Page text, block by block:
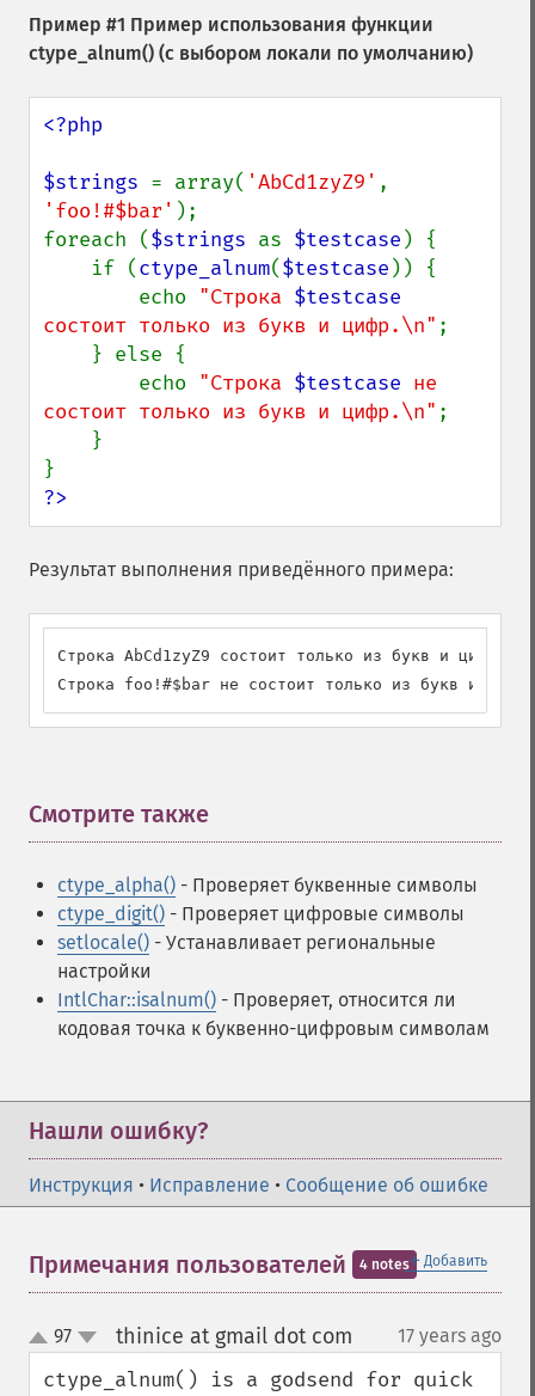
Пример #1 Пример использования функции
ctype_alnum() (с выбором локали по умолчанию)
<?php
$strings = array( 'AbCd1zyZ9'
'foo!#$bar' );
foreach ($strings as $testcase ) {
    if (
ctype_alnum($testcase )) {
        echo
"Строка $testcase
состоит только из букв и цифр.\n" ;
        echo
"Строка $testcase не
состоит только из букв и цифр.\n" ;
?>
Результат выполнения приведённого примера:
Строка AbCd1zyZ9 состоит только из букв и цифр.
Строка foo!#$bar не состоит только из букв и цифр.
Смотрите также
ctype_alpha() - Проверяет буквенные символы
ctype_digit() - Проверяет цифровые символы
setlocale() - Устанавливает региональные
настройки
IntlChar::isalnum() - Проверяет, относится ли
кодовая точка к буквенно-цифровым символам
Нашли ошибку?
Инструкция • Исправление • Сообщение об ошибке
＋ Добавить
Примечания пользователей 4 notes
up
down
97 thinice at gmail dot com 17 years ago
ctype_alnum() is a godsend for quick